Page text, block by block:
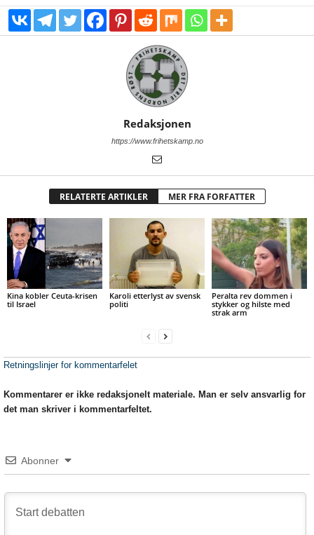
Redaksjonen
https://www.frihetskamp.no
RELATERTE ARTIKLER MER FRA FORFATTER
Kina kobler Ceuta-krisen
til Israel
Karoli etterlyst av svensk
politi
Peralta rev dommen i
stykker og hilste med
strak arm
Retningslinjer for kommentarfelet
Kommentarer er ikke redaksjonelt materiale. Man er selv ansvarlig for
det man skriver i kommentarfeltet.
Abonner